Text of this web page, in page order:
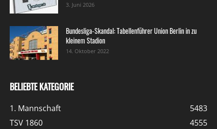
3. Juni 2026
Bundesliga-Skandal: Tabellenführer Union Berlin in zu
kleinem Stadion
14. Oktober 2022
BELIEBTE KATEGORIE
1. Mannschaft
5483
TSV 1860
4555